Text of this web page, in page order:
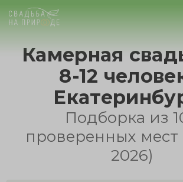
Екатеринбург
День рождения
Камерная
8-12
Подборка из
проверенных мест
2026)